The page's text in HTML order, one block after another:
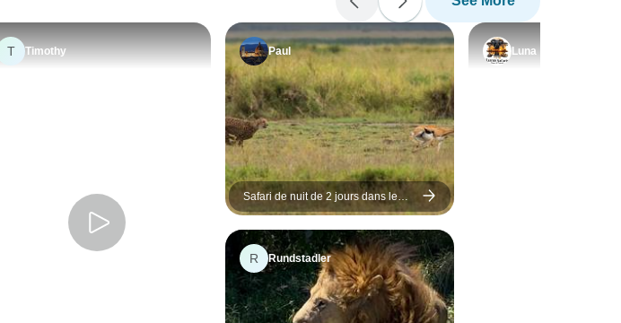
Kilimandjaro en toile de fond
à Amboseli, les lions et les
célèbres éléphants rouges à
Tsavo, et bien plus encore.
Notre guide était très
compétent, sympathique et
veillait toujours à nous
trouver le meilleur point
d'observation. Le fait qu'il
s'agisse d'un circuit privé a
rendu l'expérience encore
plus exceptionnelle, car
nous avons pu voyager à
notre rythme. Tout s'est très
l'Afrique dans toute sa gloire
! Ce voyage est un must !
Vous ne serez pas déçus !
T Timothy Paul
Safari de nuit de 2 jours dans le
parc national d'Amboseli - Départ
quotidien garanti
R Rundstadler
Luna